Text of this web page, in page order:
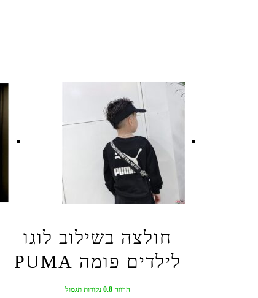
חולצה בשילוב לוגו
לילדים פומה PUMA
הרווח 0.8 נקודות תגמול